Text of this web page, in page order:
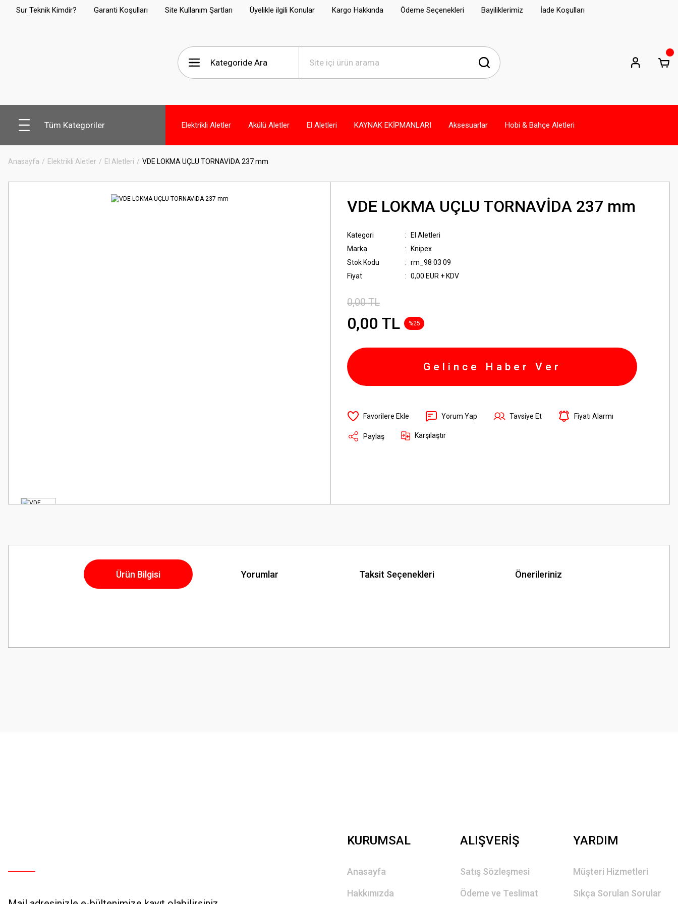
Sur Teknik Kimdir? Garanti Koşulları Site Kullanım Şartları Üyelikle ilgili Konular Kargo Hakkında Ödeme Seçenekleri Bayiliklerimiz İade Koşulları
Tüm Kategoriler Elektrikli Aletler Akülü Aletler El Aletleri KAYNAK EKİPMANLARI Aksesuarlar Hobi & Bahçe Aletleri
Anasayfa Elektrikli Aletler El Aletleri VDE LOKMA UÇLU TORNAVİDA 237 mm
VDE LOKMA UÇLU TORNAVİDA 237 mm
Kategori
El Aletleri
Marka
Knipex
Stok Kodu
rm_98 03 09
Fiyat
0,00 EUR + KDV
0,00 TL
0,00 TL %25
Gelince Haber Ver
Yorum Yap Tavsiye Et Fiyatı Alarmı
Paylaş Karşılaştır
Ürün Bilgisi Yorumlar Taksit Seçenekleri Önerileriniz
Görüş ve önerileriniz için teşekkür ederiz.
KURUMSAL
Anasayfa
Hakkımızda
ALIŞVERİŞ
Satış Sözleşmesi
Ödeme ve Teslimat
YARDIM
Müşteri Hizmetleri
Sıkça Sorulan Sorular